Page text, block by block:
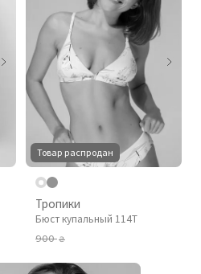
Товар распродан
Тропики
Бюст купальный 114T
900₴